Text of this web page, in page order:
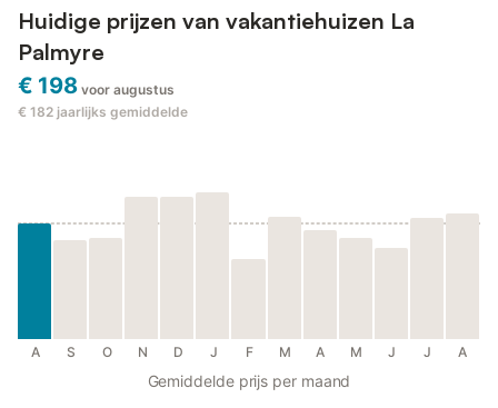
Huidige prijzen van vakantiehuizen La
Palmyre
€ 198 voor augustus
€ 182 jaarlijks gemiddelde
A S O N D J F M A M J J A
Gemiddelde prijs per maand